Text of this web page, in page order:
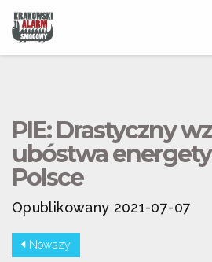
PIE: Drastyczny
ubóstwa
Polsce
Opublikowany 2021-07-07
Nowszy